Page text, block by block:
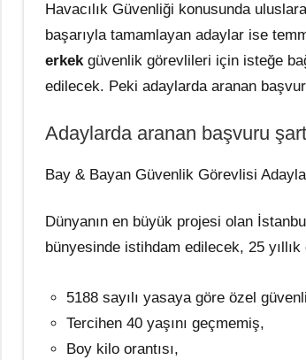
Havacılık Güvenliği konusunda
başarıyla tamamlayan adaylar ise
erkekgüvenlik görevlileri için isteğe
edilecek. Peki adaylarda aranan
Adaylarda aranan başvuru
Bay & Bayan Güvenlik Görevlisi
Dünyanın en büyük projesi olan
bünyesinde istihdam edilecek, 25
5188 sayılı yasaya göre özel
Tercihen 40 yaşını geçmemiş,
Boy kilo orantısı,